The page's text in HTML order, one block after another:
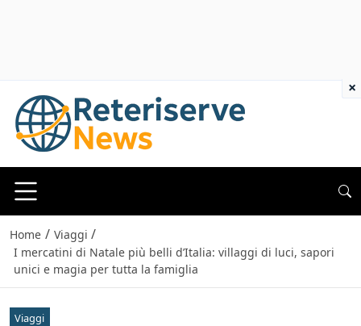
Home / Viaggi /
I mercatini di Natale più belli d’Italia: villaggi di luci, sapori
unici e magia per tutta la famiglia
Viaggi
×